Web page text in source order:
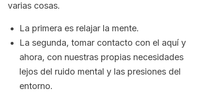
varias cosas.
La primera es relajar la mente.
La segunda, tomar contacto con el aquí y
ahora, con nuestras propias necesidades
lejos del ruido mental y las presiones del
entorno.